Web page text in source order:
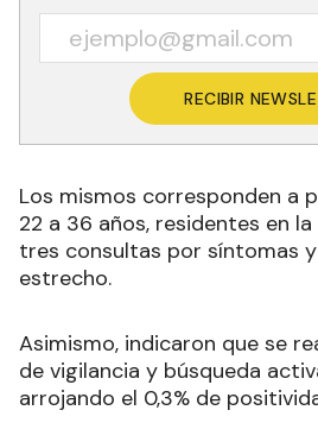
RECIBIR
Los mismos corresponden a
22 a 36 años, residentes en
tres consultas por síntomas
estrecho.
Asimismo, indicaron que se
de vigilancia y búsqueda
arrojando el 0,3% de